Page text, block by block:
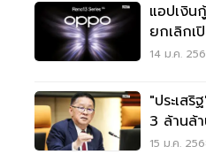
แอปเงิ
ยกเลิกเ
14 ม.ค.
"ประเสริฐ" ดึง พนันออนไลน์ มู
3 ล้านล้
มูลค่าเศ
15 ม.ค.